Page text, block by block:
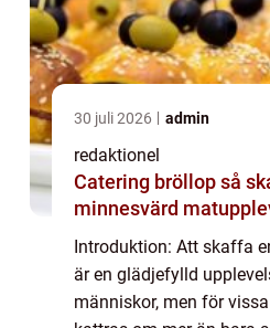
30 juli 2026 admin
redaktionel
Catering bröllop så skapar du en
minnesvärd
Introduktion: Att skaffa
är en glädjefylld
människor, men för